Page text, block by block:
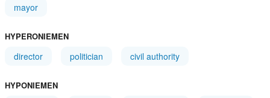
mayor
HYPERONIEMEN
director politician civil authority
HYPONIEMEN